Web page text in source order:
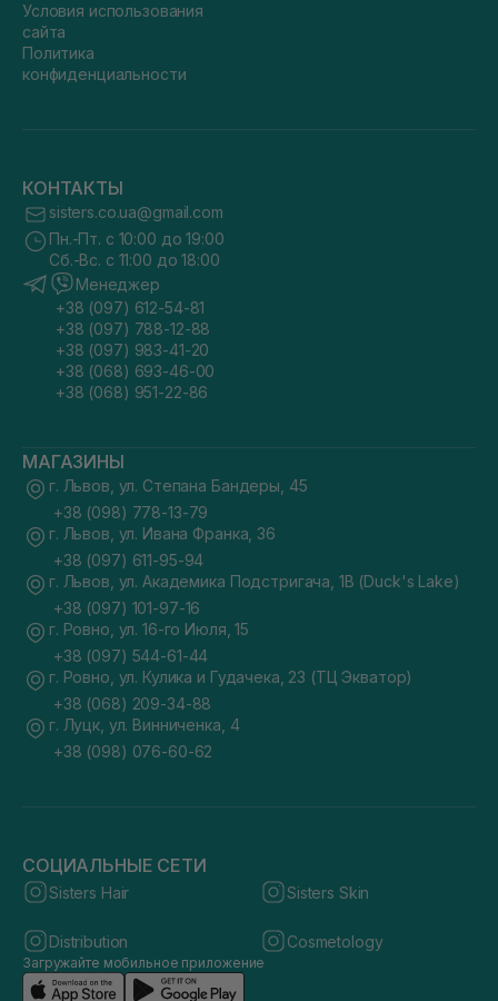
Условия использования
сайта
Политика
конфиденциальности
КОНТАКТЫ
sisters.co.ua@gmail.com
Пн.-Пт. с 10:00 до 19:00
Сб.-Вс. с 11:00 до 18:00
Менеджер
+38 (097) 612-54-81
+38 (097) 788-12-88
+38 (097) 983-41-20
+38 (068) 693-46-00
+38 (068) 951-22-86
МАГАЗИНЫ
г. Львов, ул. Степана Бандеры, 45
+38 (098) 778-13-79
г. Львов, ул. Ивана Франка, 36
+38 (097) 611-95-94
г. Львов, ул. Академика Подстригача, 1В (Duck's Lake)
+38 (097) 101-97-16
г. Ровно, ул. 16-го Июля, 15
+38 (097) 544-61-44
г. Ровно, ул. Кулика и Гудачека, 23 (ТЦ Экватор)
+38 (068) 209-34-88
г. Луцк, ул. Винниченка, 4
+38 (098) 076-60-62
СОЦИАЛЬНЫЕ СЕТИ
Sisters Hair Sisters Skin
Distribution Cosmetology
Загружайте мобильное приложение